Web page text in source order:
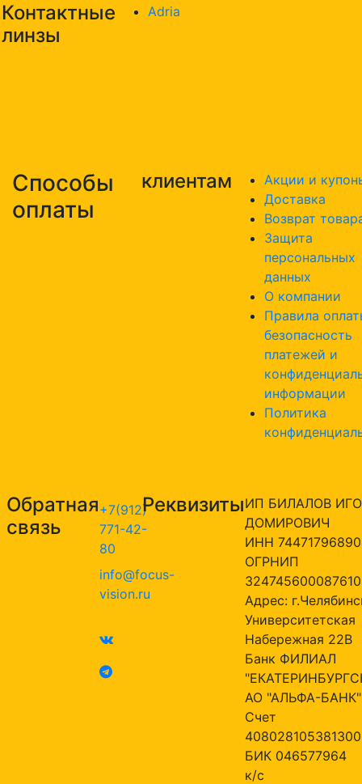
Контактные
линзы
Adria
Способы
оплаты
клиентам
Акции и
Доставка
Возврат
Защита
персональных
данных
О компании
Правила
безопасность
платежей и
информации
Политика
Обратная
связь
+7(912)
771-42-
80
info@focus-
vision.ru
РеквизитыИП БИЛАЛОВ
ДОМИРОВИЧ
ИНН
ОГРНИП
324745600087610
Адрес:
Университетская
Набережная 22В
Банк ФИЛИАЛ
АО "АЛЬФА-БАНК"
Счет
БИК 046577964
к/с